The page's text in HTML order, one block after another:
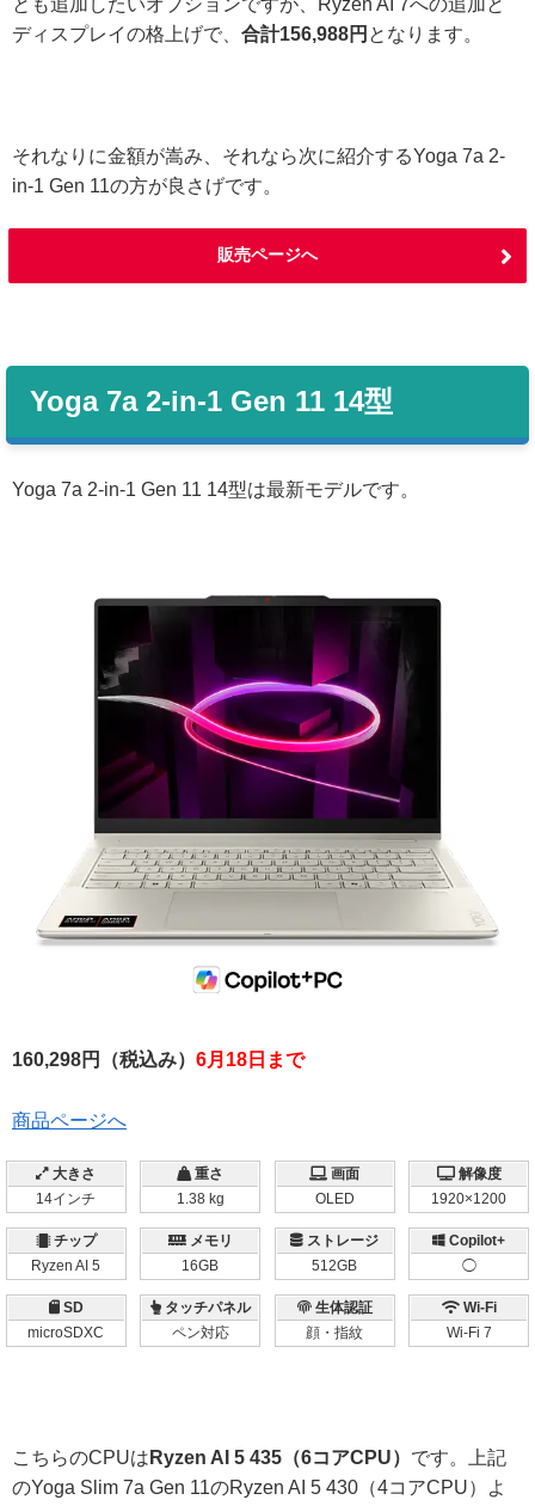
とも追加したいオプションですが、Ryzen AI 7への追加と
ディスプレイの格上げで、 合計156,988円 となります。
それなりに金額が嵩み、それなら次に紹介するYoga 7a 2-
in-1 Gen 11の方が良さげです。
販売ページへ
Yoga 7a 2-in-1 Gen 11 14型
Yoga 7a 2-in-1 Gen 11 14型は最新モデルです。
160,298円（税込み） 6月18日まで
商品ページへ
大きさ
14インチ
重さ
1.38 kg
画面
OLED
解像度
1920×1200
チップ
Ryzen AI 5
メモリ
16GB
ストレージ
512GB
Copilot+
◯
SD
microSDXC
タッチパネル
ペン対応
生体認証
顔・指紋
Wi-Fi
Wi-Fi 7
こちらのCPUは Ryzen AI 5 435（6コアCPU） です。上記
のYoga Slim 7a Gen 11のRyzen AI 5 430（4コアCPU）よ